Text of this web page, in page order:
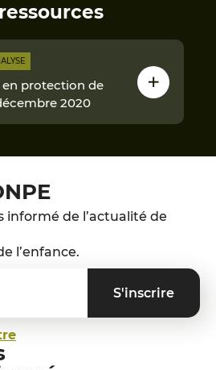
en protection de
2020
informé de l’actualité de
l’enfance.